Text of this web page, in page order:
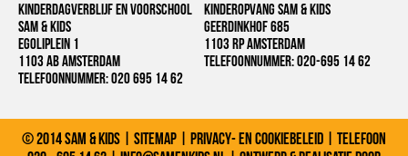
Kinderdagverblijf en Voorschool
Sam & Kids
EGoliplein 1
1103 AB Amsterdam
Telefoonnummer:020 695 14 62
Kinderopvang Sam & Kids
Geerdinkhof 685
1103 RP Amsterdam
Telefoonnummer:020-695 14 62
© 2014 Sam & Kids | Sitemap Privacy- en cookiebeleid | Telefoon